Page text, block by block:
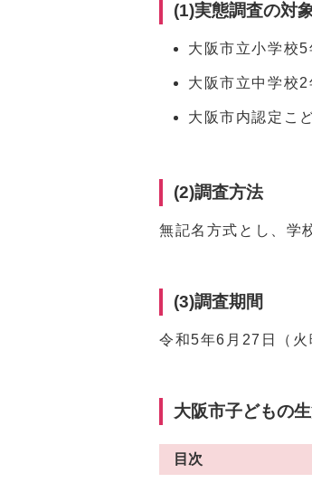
(1)実態調査の対
大阪市立小学校
大阪市立中学校
大阪市内認定こ
(2)調査方法
無記名方式とし、学
(3)調査期間
令和5年6月27日（火
大阪市子どもの
目次